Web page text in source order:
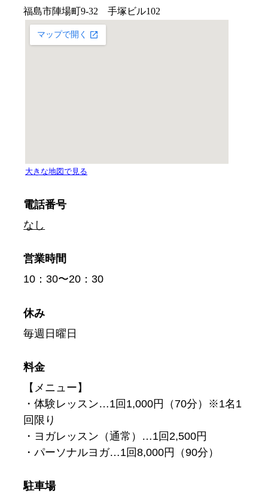
電話番号
なし
営業時間
10：30〜20：30
休み
毎週日曜日
料金
【メニュー】
・体験レッスン…1回1,000円（70分）※1名1
回限り
・ヨガレッスン（通常）…1回2,500円
・パーソナルヨガ…1回8,000円（90分）
駐車場